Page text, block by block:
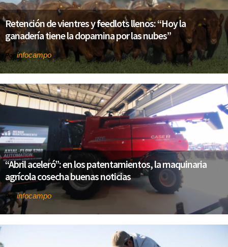
Retención de vientres y feedlots llenos: “Hoy la
ganadería tiene la dopamina por las nubes”
Por infocampo
“Abril aceleró”: en los patentamientos, la maquinaria
agrícola cosecha buenas noticias
Por infocampo